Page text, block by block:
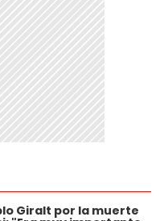
Giralt por la muerte